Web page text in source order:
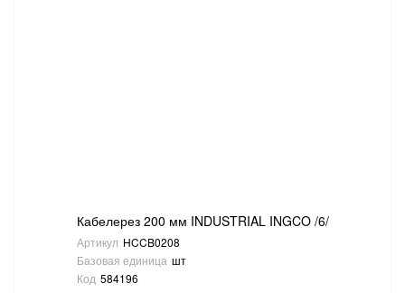
Кабелерез 200 мм INDUSTRIAL INGCO /6/
Артикул HCCB0208
Базовая единица шт
Код 584196